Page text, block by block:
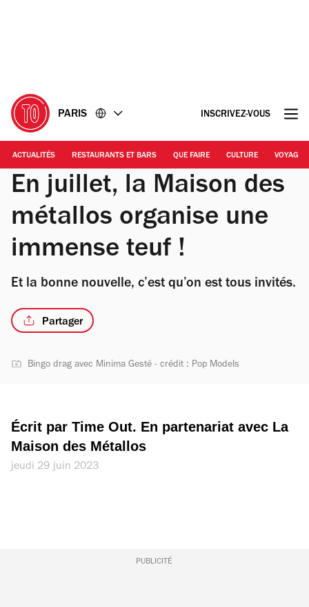
PARIS INSCRIVEZ-VOUS
ACTUALITÉS RESTAURANTS ET BARS QUE FAIRE CULTURE VOYAGE
En juillet, la Maison des
métallos organise une
immense teuf !
Et la bonne nouvelle, c’est qu’on est tous invités.
Partager
Bingo drag avec Minima Gesté - crédit : Pop Models
Écrit par Time Out. En partenariat avec La
Maison des Métallos
jeudi 29 juin 2023
PUBLICITÉ